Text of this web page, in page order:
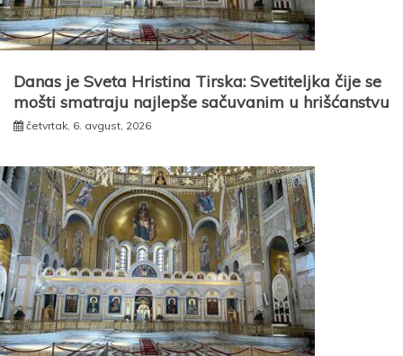
Danas je Sveta Hristina Tirska: Svetiteljka čije se
mošti smatraju najlepše sačuvanim u hrišćanstvu
četvrtak, 6. avgust, 2026